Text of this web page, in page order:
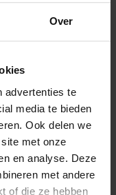
Over
advertenties te
media te bieden
Ook delen we
met onze
en analyse. Deze
met andere
of die ze hebben
kalenderjaar bij
afsluiten,
een beugel